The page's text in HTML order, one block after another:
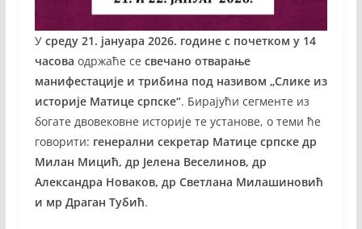
У среду 21. јануара 2026. године с почетком у 14
часова одржаће се свечано отварање
манифестације и трибина под називом „Слике из
историје Матице српске“. Бирајући сегменте из
богате двовековне историје те установе, о теми ће
говорити: генерални секретар Матице српске др
Милан Мицић, др Јелена Веселинов, др
Александра Новаков, др Светлана Милашиновић
и мр Драган Тубић.